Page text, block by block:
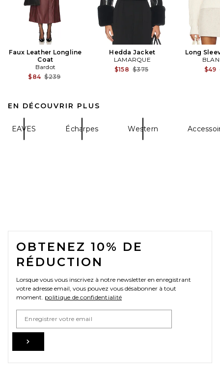
Faux Leather Longline
Coat
Bardot
$84 Previous price:
$239
Hedda Jacket
LAMARQUE
$158 Previous price:
$375
Long
$49
EN DÉCOUVRIR PLUS
EAVES Écharpes Western
FOOTER
OBTENEZ 10% DE
RÉDUCTION
Lorsque vous vous inscrivez à notre newsletter en enregistrant
votre adresse email, vous pouvez vous désabonner à tout
moment. politique de confidentialité